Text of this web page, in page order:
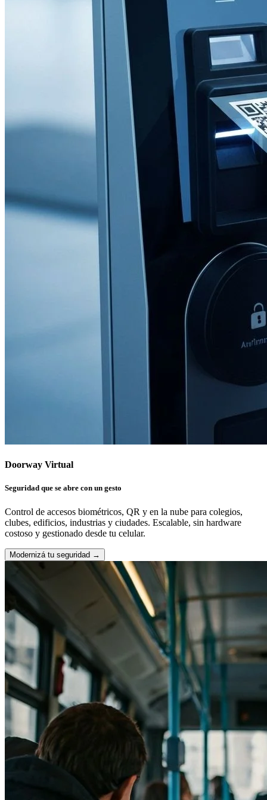
Doorway Virtual
Seguridad que se abre con un gesto
Control de accesos biométricos, QR y en la nube para colegios,
clubes, edificios, industrias y ciudades. Escalable, sin hardware
costoso y gestionado desde tu celular.
Modernizá tu seguridad →